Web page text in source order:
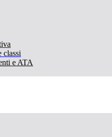
classi
e ATA